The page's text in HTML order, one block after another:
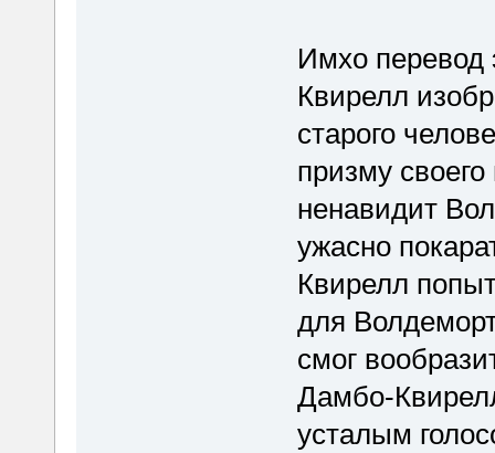
Имхо перевод
Квирелл
старого
призму
ненавидит
ужасно
Квирелл
для
смог
Дамбо-
усталым